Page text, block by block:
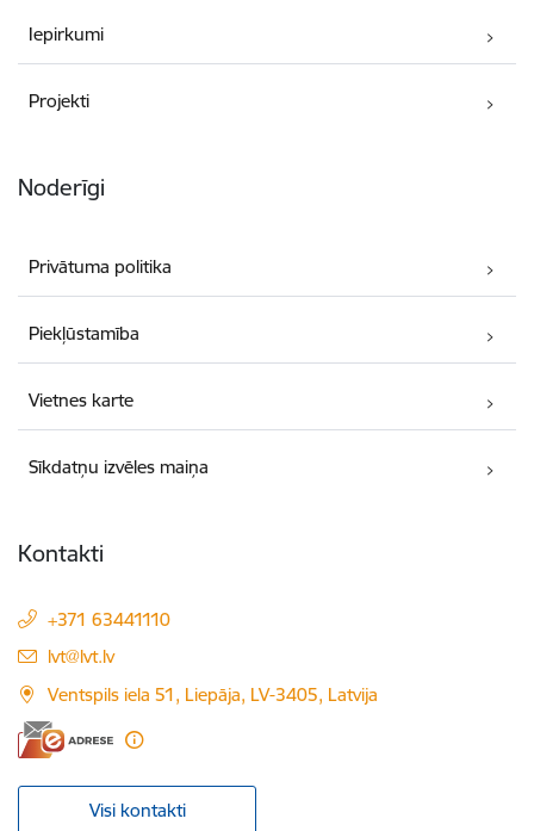
Iepirkumi
Projekti
Noderīgi
Privātuma politika
Piekļūstamība
Vietnes karte
Sīkdatņu izvēles maiņa
Kontakti
+371 63441110
E-pasts:
lvt@lvt.lv
Ventspils iela 51, Liepāja, LV-3405, Latvija
Visi kontakti